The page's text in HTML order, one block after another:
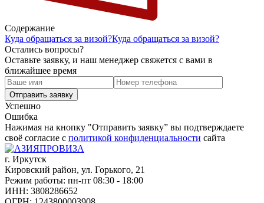
Содержание
Куда обращаться за визой?Куда обращаться за визой?
Остались вопросы?
Оставьте заявку, и наш менеджер свяжется с вами в
ближайшее время
Успешно
Ошибка
Нажимая на кнопку "Отправить заявку” вы подтверждаете
своё согласие с политикой конфиденциальности сайта
г. Иркутск
Кировский район, ул. Горького, 21
Режим работы: пн-пт 08:30 - 18:00
ИНН: 3808286652